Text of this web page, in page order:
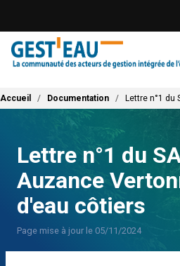
contenu
principal
Fil d'Ariane
Accueil Documentation Lettre n°1 du
Lettre n°1 du
Auzance
d'eau côtiers
Page mise à jour le 05/11/2024